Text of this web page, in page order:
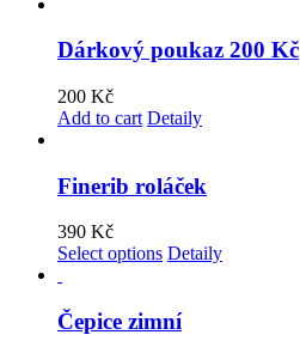
Dárkový poukaz 200 Kč
200 Kč
Add to cart Detaily
Finerib roláček
390 Kč
Select options Detaily
Čepice zimní